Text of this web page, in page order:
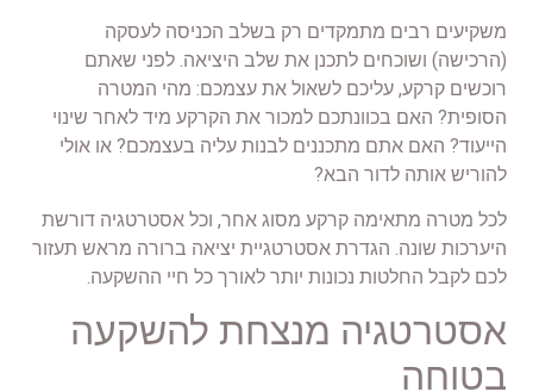
משקיעים רבים מתמקדים רק בשלב הכניסה לעסקה
(הרכישה) ושוכחים לתכנן את שלב היציאה. לפני שאתם
רוכשים קרקע, עליכם לשאול את עצמכם: מהי המטרה
הסופית? האם בכוונתכם למכור את הקרקע מיד לאחר שינוי
הייעוד? האם אתם מתכננים לבנות עליה בעצמכם? או אולי
להוריש אותה לדור הבא?
לכל מטרה מתאימה קרקע מסוג אחר, וכל אסטרטגיה דורשת
היערכות שונה. הגדרת אסטרטגיית יציאה ברורה מראש תעזור
לכם לקבל החלטות נכונות יותר לאורך כל חיי ההשקעה.
אסטרטגיה מנצחת להשקעה
בטוחה